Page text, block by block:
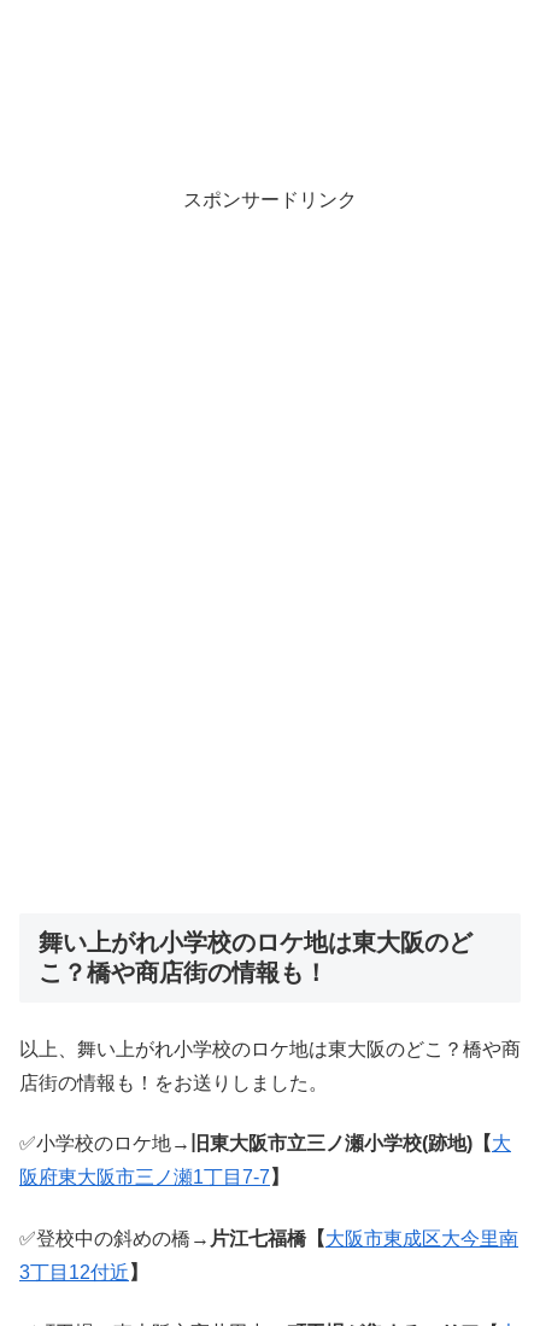
スポンサードリンク
舞い上がれ小学校のロケ地は東大阪のど
こ？橋や商店街の情報も！
以上、舞い上がれ小学校のロケ地は東大阪のどこ？橋や商
店街の情報も！をお送りしました。
✅小学校のロケ地→ 旧東大阪市立三ノ瀬小学校(跡地)【大
阪府東大阪市三ノ瀬1丁目7-7 】
✅登校中の斜めの橋→ 片江七福橋【大阪市東成区大今里南
3丁目12付近 】